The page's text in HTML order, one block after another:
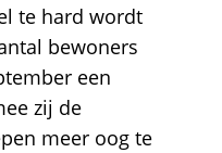
te hard wordt
bewoners
een
zij de
meer oog te